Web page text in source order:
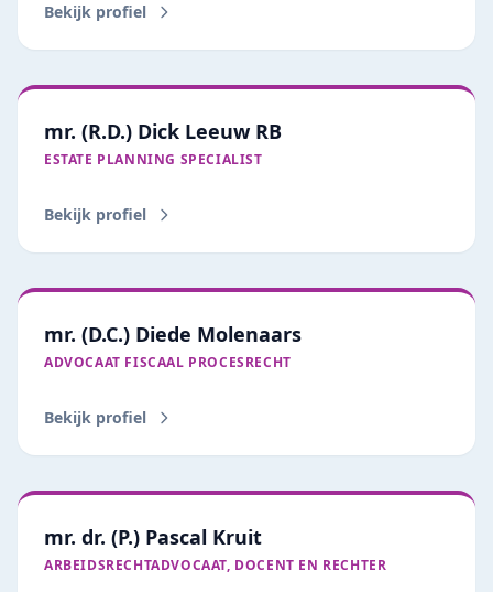
Bekijk profiel
mr. (R.D.) Dick Leeuw RB
ESTATE PLANNING SPECIALIST
Bekijk profiel
mr. (D.C.) Diede Molenaars
ADVOCAAT FISCAAL PROCESRECHT
Bekijk profiel
mr. dr. (P.) Pascal Kruit
ARBEIDSRECHTADVOCAAT, DOCENT EN RECHTER